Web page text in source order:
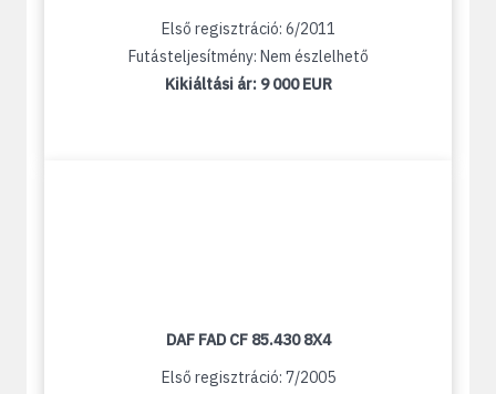
Első regisztráció: 6/2011
Futásteljesítmény: Nem észlelhető
Kikiáltási ár: 9 000 EUR
DAF FAD CF 85.430 8X4
Első regisztráció: 7/2005